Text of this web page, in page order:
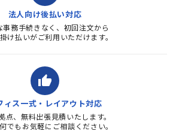
法人向け後払い対応
事務手続きなく、初回注文から
け払いがご利用いただけます。
thumb_up
ィス一式・レイアウト対応
点、無料出張見積いたします。
でもお気軽にご相談ください。